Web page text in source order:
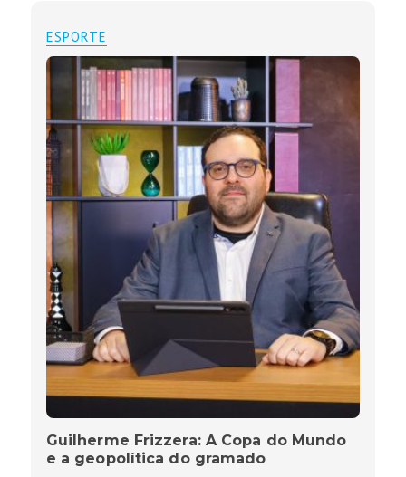
ESPORTE
Guilherme Frizzera: A Copa do Mundo
e a geopolítica do gramado